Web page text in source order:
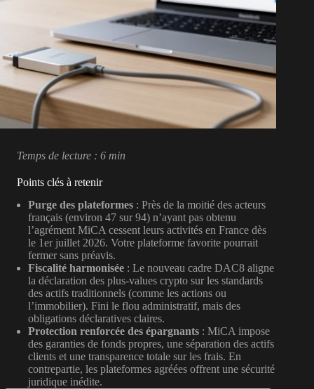
Temps de lecture : 6 min
Points clés à retenir
Purge des plateformes : Près de la moitié des acteurs
français (environ 47 sur 94) n’ayant pas obtenu
l’agrément MiCA cessent leurs activités en France dès
le 1er juillet 2026. Votre plateforme favorite pourrait
fermer sans préavis.
Fiscalité harmonisée : Le nouveau cadre DAC8 aligne
la déclaration des plus-values crypto sur les standards
des actifs traditionnels (comme les actions ou
l’immobilier). Fini le flou administratif, mais des
obligations déclaratives claires.
Protection renforcée des épargnants : MiCA impose
des garanties de fonds propres, une séparation des actifs
clients et une transparence totale sur les frais. En
contrepartie, les plateformes agréées offrent une sécurité
juridique inédite.